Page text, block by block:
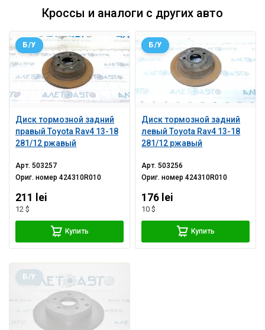
Кроссы и аналоги с других авто
Диск тормозной задний
правый Toyota Rav4 13-18
281/12 ржавый
Б/У
Арт.503257
Ориг. номер424310R010
211 lei
12 $
Купить
Диск тормозной задний
левый Toyota Rav4 13-18
281/12 ржавый
Б/У
Арт.503256
Ориг. номер424310R010
176 lei
10 $
Купить
Б/У